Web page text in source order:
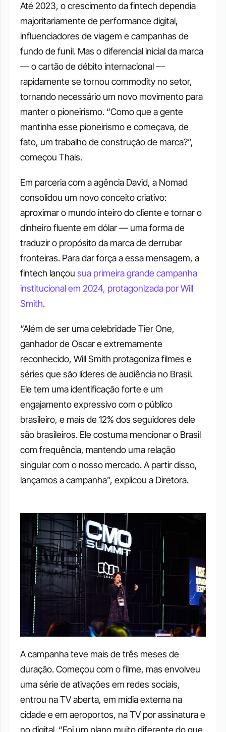
Até 2023, o crescimento da fintech dependia
majoritariamente de performance digital,
influenciadores de viagem e campanhas de
fundo de funil. Mas o diferencial inicial da marca
— o cartão de débito internacional —
rapidamente se tornou commodity no setor,
tornando necessário um novo movimento para
manter o pioneirismo. “Como que a gente
mantinha esse pioneirismo e começava, de
fato, um trabalho de construção de marca?”,
começou Thais.
Em parceria com a agência David, a Nomad
consolidou um novo conceito criativo:
aproximar o mundo inteiro do cliente e tornar o
dinheiro fluente em dólar — uma forma de
traduzir o propósito da marca de derrubar
fronteiras. Para dar força a essa mensagem, a
fintech lançou sua primeira grande campanha
institucional em 2024, protagonizada por Will
Smith.
“Além de ser uma celebridade Tier One,
ganhador de Oscar e extremamente
reconhecido, Will Smith protagoniza filmes e
séries que são líderes de audiência no Brasil.
Ele tem uma identificação forte e um
engajamento expressivo com o público
brasileiro, e mais de 12% dos seguidores dele
são brasileiros. Ele costuma mencionar o Brasil
com frequência, mantendo uma relação
singular com o nosso mercado. A partir disso,
lançamos a campanha”, explicou a Diretora.
A campanha teve mais de três meses de
duração. Começou com o filme, mas envolveu
uma série de ativações em redes sociais,
entrou na TV aberta, em mídia externa na
cidade e em aeroportos, na TV por assinatura e
no digital. “Foi um plano muito diferente do que